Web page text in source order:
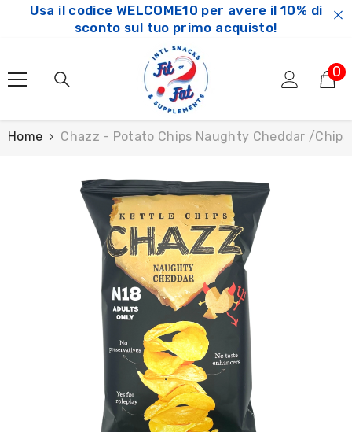
SKIP TO CONTENT
Usa il codice WELCOME10 per avere il 10% di
sconto sul tuo primo acquisto!
00
Home Chazz - Potato Chips Naughty Cheddar /